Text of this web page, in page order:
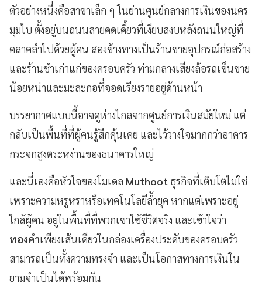
ตัวอย่างหนึ่งคือสาขาเล็ก ๆ ในย่านศูนย์กลางการเงินของนคร
มุมไบ ตั้งอยู่บนถนนสายคดเคี้ยวที่เงียบสงบหลังถนนใหญ่ที่
คลาคล่ำไปด้วยผู้คน สองข้างทางเป็นร้านขายอุปกรณ์ก่อสร้าง
และร้านชำเก่าแก่ของครอบครัว ท่ามกลางเสียงล้อรถเข็นขาย
น้อยหน่าและมะละกอที่จอดเรียงรายอยู่ด้านหน้า
บรรยากาศแบบนี้อาจดูห่างไกลจากศูนย์การเงินสมัยใหม่ แต่
กลับเป็นพื้นที่ที่ผู้คนรู้สึกคุ้นเคย และไว้วางใจมากกว่าอาคาร
กระจกสูงตระหง่านของธนาคารใหญ่
และนี่เองคือหัวใจของโมเดล Muthoot ธุรกิจที่เติบโตไม่ใช่
เพราะความหรูหราหรือเทคโนโลยีล้ำยุค หากแต่เพราะอยู่
ใกล้ผู้คน อยู่ในพื้นที่ที่พวกเขาใช้ชีวิตจริง และเข้าใจว่า
ทองคำเพียงเส้นเดียวในกล่องเครื่องประดับของครอบครัว
สามารถเป็นทั้งความทรงจำ และเป็นโอกาสทางการเงินใน
ยามจำเป็นได้พร้อมกัน